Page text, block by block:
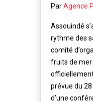
ParAgence
Assouindé
rythme des
comité
fruits de mer
prévue du
d’une